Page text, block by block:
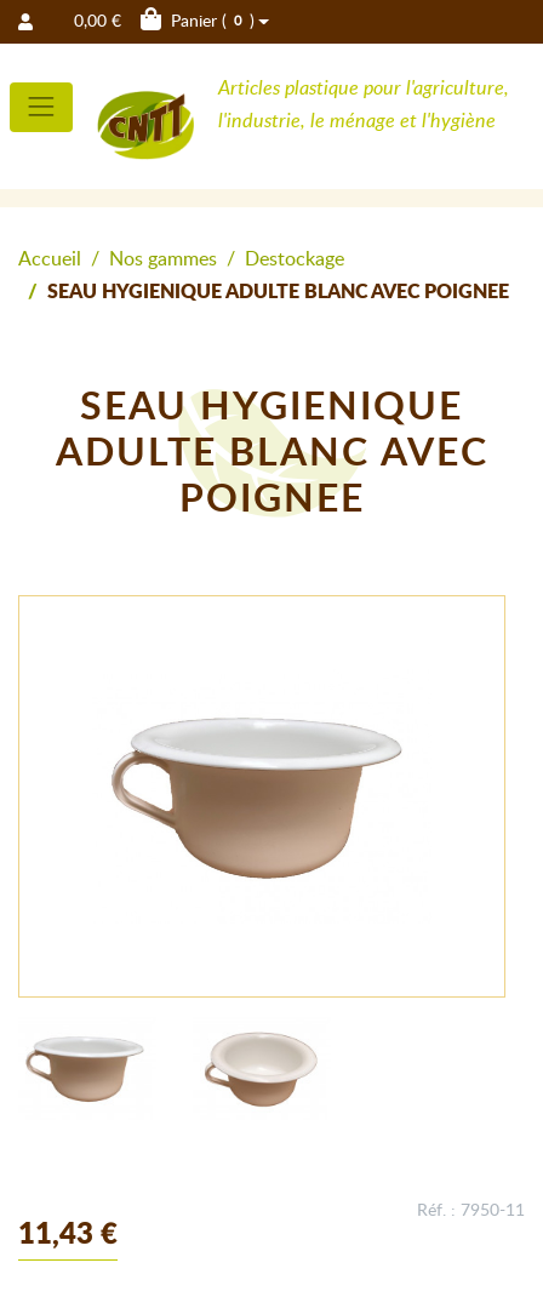
0,00 € Panier ( 0 )
Articles plastique pour l'agriculture,
l'industrie, le ménage et l'hygiène
Accueil Nos gammes
Destockage
SEAU HYGIENIQUE ADULTE BLANC AVEC POIGNEE
SEAU HYGIENIQUE
ADULTE BLANC AVEC
POIGNEE
11,43 €
Réf. : 7950-11